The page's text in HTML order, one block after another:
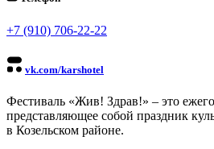
+7 (910) 706-22-22
vk.com/karshotel
Фестиваль «Жив! Здрав!» – это
представляющее собой праздник
в Козельском районе.